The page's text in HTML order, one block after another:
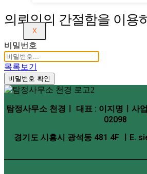
X
의뢰인의 간절함을 이용
비밀번호
목록보기
비밀번호 확인
탐정사무소 천경ㅣ 대표 : 이지명ㅣ사
02098
경기도 시흥시 광석동 481 4F ㅣE.